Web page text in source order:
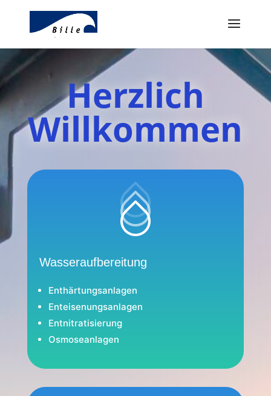
Herzlich
Willkommen
Wasseraufbereitung
Enthärtungsanlagen
Enteisenungsanlagen
Entnitratisierung
Osmoseanlagen